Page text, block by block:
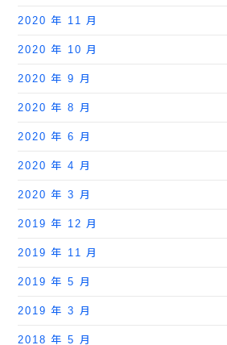
2020 年 11 月
2020 年 10 月
2020 年 9 月
2020 年 8 月
2020 年 6 月
2020 年 4 月
2020 年 3 月
2019 年 12 月
2019 年 11 月
2019 年 5 月
2019 年 3 月
2018 年 5 月